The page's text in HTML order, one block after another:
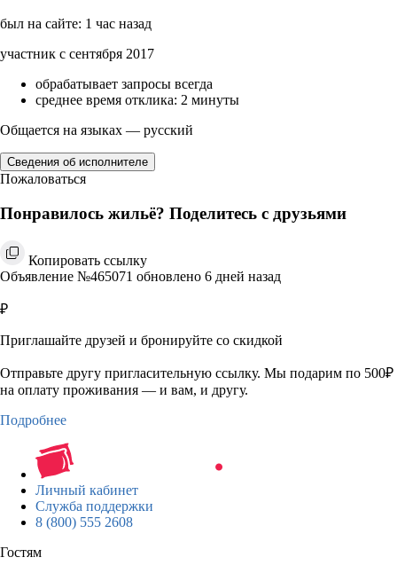
был на сайте: 1 час назад
участник с сентября 2017
обрабатывает запросы всегда
среднее время отклика: 2 минуты
Общается на языках — русский
Сведения об исполнителе
Пожаловаться
Понравилось жильё? Поделитесь с друзьями
Копировать ссылку
Объявление №465071 обновлено 6 дней назад
₽
Приглашайте друзей и бронируйте со скидкой
Отправьте другу пригласительную ссылку. Мы подарим по 500₽
на оплату проживания — и вам, и другу.
Подробнее
Личный кабинет
Служба поддержки
8 (800) 555 2608
Гостям